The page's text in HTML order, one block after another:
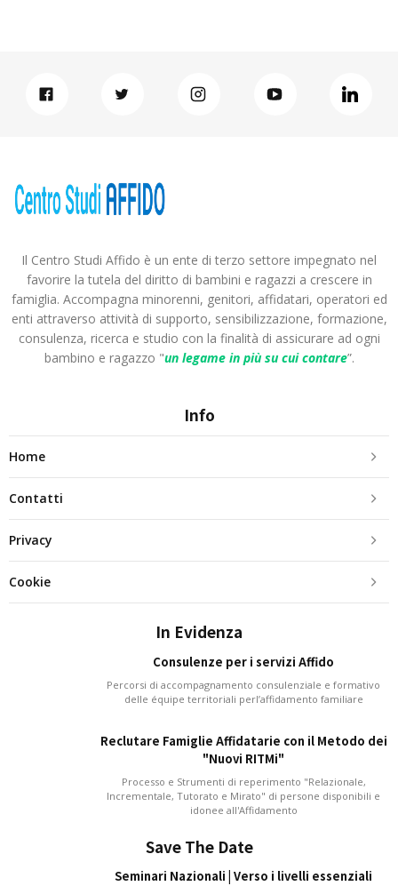
Il Centro Studi Affido è un ente di terzo settore impegnato nel
favorire la tutela del diritto di bambini e ragazzi a crescere in
famiglia. Accompagna minorenni, genitori, affidatari, operatori ed
enti attraverso attività di supporto, sensibilizzazione, formazione,
consulenza, ricerca e studio con la finalità di assicurare ad ogni
bambino e ragazzo "un legame in più su cui contare”.
Info
Home
Contatti
Privacy
Cookie
In Evidenza
Consulenze per i servizi Affido
Percorsi di accompagnamento consulenziale e formativo
delle équipe territoriali perl’affidamento familiare
Reclutare Famiglie Affidatarie con il Metodo dei
"Nuovi RITMi"
Processo e Strumenti di reperimento "Relazionale,
Incrementale, Tutorato e Mirato" di persone disponibili e
idonee all'Affidamento
Save The Date
Seminari Nazionali | Verso i livelli essenziali